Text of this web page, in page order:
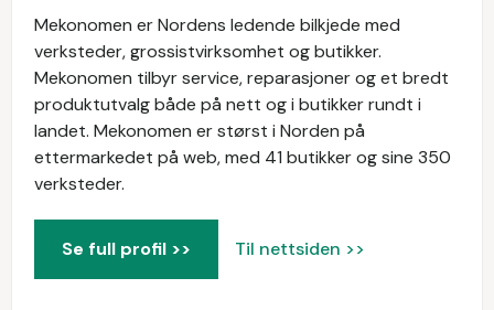
Mekonomen er Nordens ledende bilkjede med
verksteder, grossistvirksomhet og butikker.
Mekonomen tilbyr service, reparasjoner og et bredt
produktutvalg både på nett og i butikker rundt i
landet. Mekonomen er størst i Norden på
ettermarkedet på web, med 41 butikker og sine 350
verksteder.
Se full profil >> Til nettsiden >>